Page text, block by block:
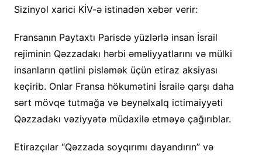
Sizinyol xarici KİV-ə istinadən xəbər verir:
Fransanın Paytaxtı Parisdə yüzlərlə insan İsrail
rejiminin Qəzzadakı hərbi əməliyyatlarını və mülki
insanların qətlini pisləmək üçün etiraz aksiyası
keçirib. Onlar Fransa hökumətini İsrailə qarşı daha
sərt mövqe tutmağa və beynəlxalq ictimaiyyəti
Qəzzadakı vəziyyətə müdaxilə etməyə çağırıblar.
Etirazçılar “Qəzzada soyqırımı dayandırın” və